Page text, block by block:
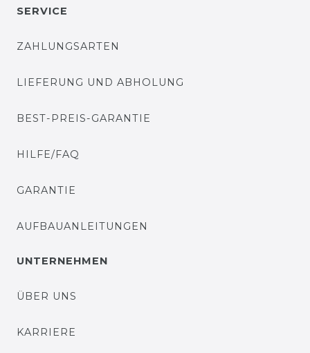
SERVICE
ZAHLUNGSARTEN
LIEFERUNG UND ABHOLUNG
BEST-PREIS-GARANTIE
HILFE/FAQ
GARANTIE
AUFBAUANLEITUNGEN
UNTERNEHMEN
ÜBER UNS
KARRIERE